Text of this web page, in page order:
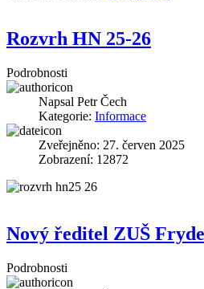
Rozvrh HN 25-26
Podrobnosti
Napsal Petr Čech
Kategorie: Informace
Zveřejněno: 27. červen 2025
Zobrazení: 12872
Nový ředitel ZUŠ
Podrobnosti